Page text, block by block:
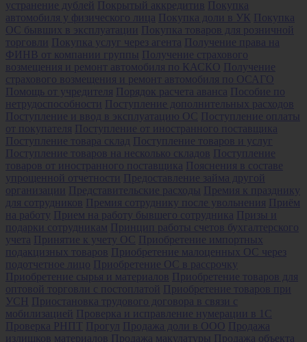
устранение дублей Покрытый аккредитив Покупка
автомобиля у физического лица Покупка доли в УК Покупка
ОС бывших в эксплуатации Покупка товаров для розничной
торговли Покупка услуг через агента Получение права на
ФИНВ от компании группы Получение страхового
возмещения и ремонт автомобиля по КАСКО Получение
страхового возмещения и ремонт автомобиля по ОСАГО
Помощь от учредителя Порядок расчета аванса Пособие по
нетрудоспособности Поступление дополнительных расходов
Поступление и ввод в эксплуатацию ОС
Поступление оплаты
от покупателя Поступление от иностранного поставщика
Поступление товара склад
Поступление товаров и услуг
Поступление товаров на несколько складов Поступление
товаров от иностранного поставщика Пояснения в составе
упрощенной отчетности Предоставление займа другой
организации Представительские расходы Премия к празднику
для сотрудников Премия сотруднику после увольнения Приём
на работу Прием на работу бывшего сотрудника Призы и
подарки сотрудникам Принцип работы счетов бухгалтерского
учета Принятие к учету ОС
Приобретение импортных
подакцизных товаров Приобретение малоценных ОС через
подотчетное лицо Приобретение ОС в рассрочку
Приобретение сырья и материалов Приобретение товаров для
оптовой торговли с постоплатой Приобретение товаров при
УСН Приостановка трудового договора в связи с
мобилизацией Проверка и исправление нумерации в 1С
Проверка РНПТ Прогул Продажа доли в ООО Продажа
излишков материалов Продажа макулатуры Продажа объекта